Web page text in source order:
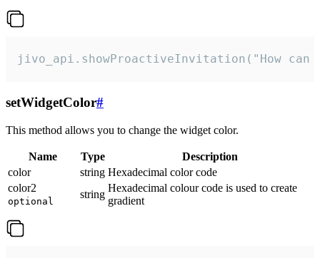
jivo_api.showProactiveInvitation("How
setWidgetColor#
This method allows you to change the widget color.
Name Type
Description
color
string Hexadecimal color code
color2
optional
string
Hexadecimal colour code is used to create
gradient